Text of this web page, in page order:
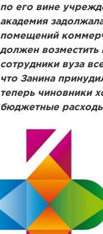
по его вине
академия
помещений
должен
сотрудники вуза
что Занина
теперь чиновники
бюджетные